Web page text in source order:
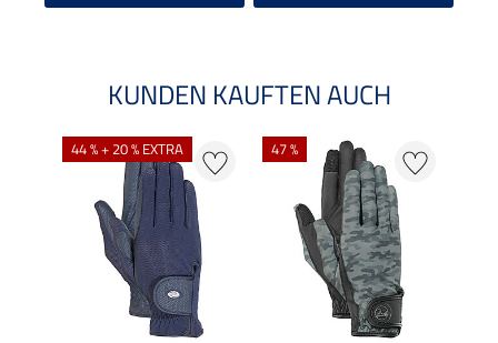
KUNDEN KAUFTEN AUCH
44 % + 20 % EXTRA 47 %